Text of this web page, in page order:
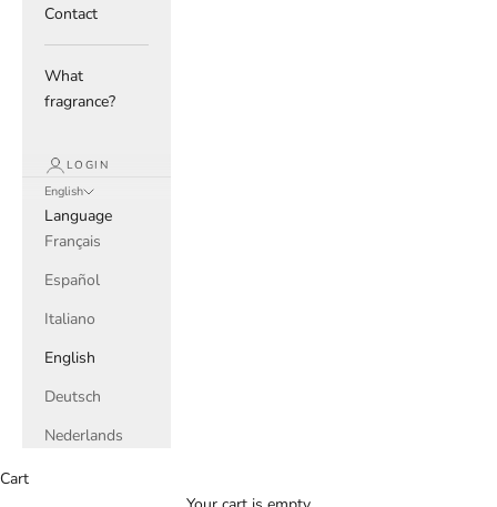
Contact
What
fragrance?
LOGIN
English
Language
Français
Español
Italiano
English
Deutsch
Nederlands
Cart